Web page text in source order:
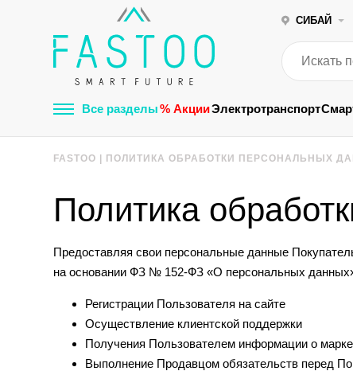
СИБАЙ
Все разделы% АкцииЭлектротранспорт
FASTOO ПОЛИТИКА ОБРАБОТКИ ПЕРСОНАЛЬНЫХ
Политика
Предоставляя свои персональные данные
на основании ФЗ № 152-ФЗ «О персональных
Регистрации Пользователя на сайте
Осуществление клиентской поддержки
Получения Пользователем информации о
Выполнение Продавцом обязательств перед